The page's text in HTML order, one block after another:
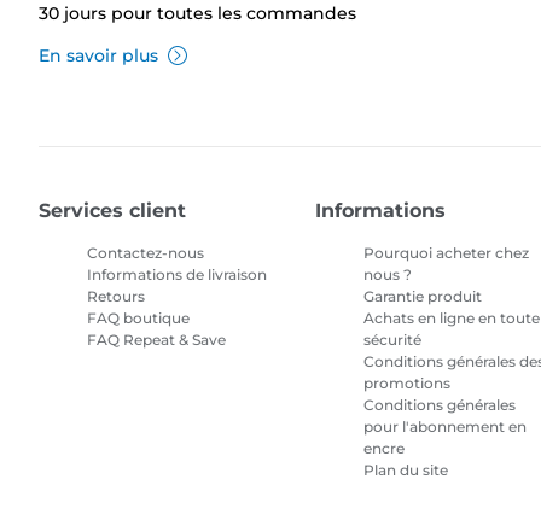
30 jours pour toutes les commandes
En savoir plus
Services client
Contactez-nous
Informations de livraison
Retours
FAQ boutique
FAQ Repeat & Save
Informations
Pourquoi acheter chez
nous ?
Garantie produit
Achats en ligne en toute
sécurité
Conditions générales
promotions
Conditions générales
pour l'abonnement en
encre
Plan du site